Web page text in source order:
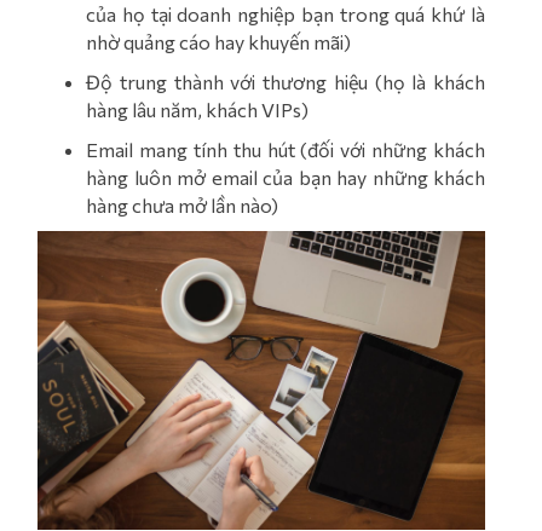
của họ tại doanh nghiệp bạn trong quá khứ là
nhờ quảng cáo hay khuyến mãi)
Độ trung thành với thương hiệu (họ là khách
hàng lâu năm, khách VIPs)
Email mang tính thu hút (đối với những khách
hàng luôn mở email của bạn hay những khách
hàng chưa mở lần nào)